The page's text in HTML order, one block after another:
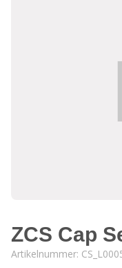
ZCS Cap
Artikelnummer: